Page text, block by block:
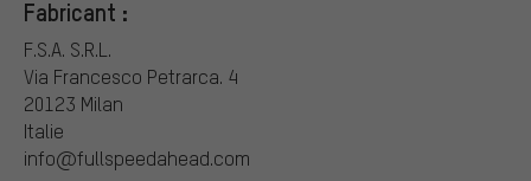
Fabricant :
F.S.A. S.R.L.
Via Francesco Petrarca. 4
20123 Milan
Italie
info@fullspeedahead.com